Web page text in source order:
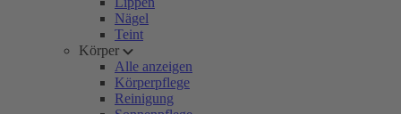
Nägel
Teint
Körper
Alle anzeigen
Körperpflege
Reinigung